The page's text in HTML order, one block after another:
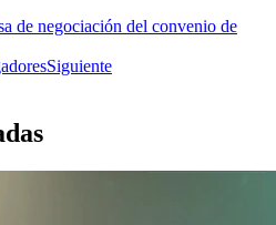
de negociación del convenio de
Siguiente